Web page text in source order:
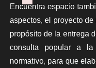
Encuentra espacio
aspectos, el proyecto
propósito de la entrega
consulta popular a la
normativo, para que
Failed to initialize